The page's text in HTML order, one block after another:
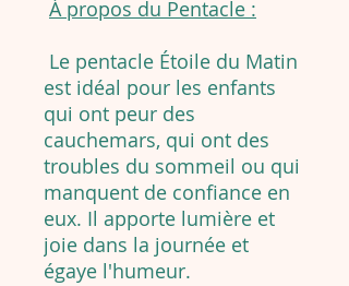
À propos du Pentacle :
Le pentacle Étoile du Matin
est idéal pour les enfants
qui ont peur des
cauchemars, qui ont des
troubles du sommeil ou qui
manquent de confiance en
eux. Il apporte lumière et
joie dans la journée et
égaye l'humeur.